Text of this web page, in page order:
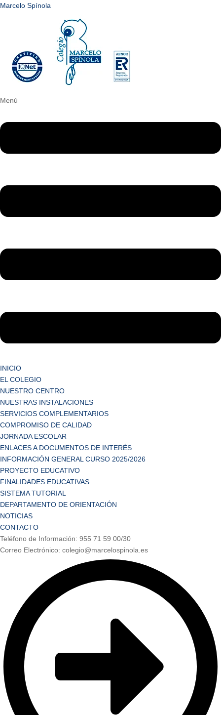
Marcelo Spínola
Menú
INICIO
EL COLEGIO
NUESTRO CENTRO
NUESTRAS INSTALACIONES
SERVICIOS COMPLEMENTARIOS
COMPROMISO DE CALIDAD
JORNADA ESCOLAR
ENLACES A DOCUMENTOS DE INTERÉS
INFORMACIÓN GENERAL CURSO 2025/2026
PROYECTO EDUCATIVO
FINALIDADES EDUCATIVAS
SISTEMA TUTORIAL
DEPARTAMENTO DE ORIENTACIÓN
NOTICIAS
CONTACTO
Teléfono de Información: 955 71 59 00/30
Correo Electrónico: colegio@marcelospinola.es